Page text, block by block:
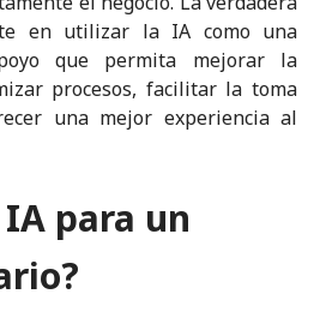
en utilizar la IA como una
que permita mejorar la
procesos, facilitar la toma
una mejor experiencia al
IA para un